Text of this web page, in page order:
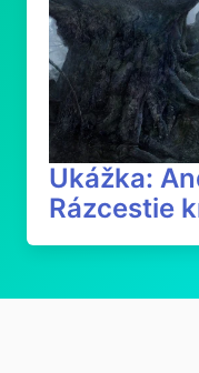
Ukážka:
Rázcestie